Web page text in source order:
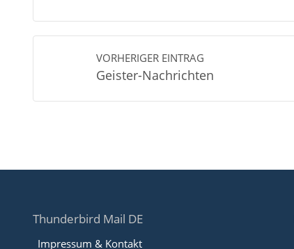
VORHERIGER EINTRAG
Geister-Nachrichten
Thunderbird Mail DE
Impressum & Kontakt